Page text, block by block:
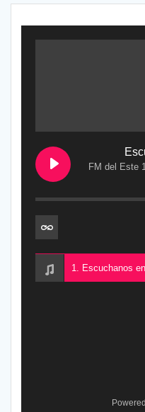
FM del Este